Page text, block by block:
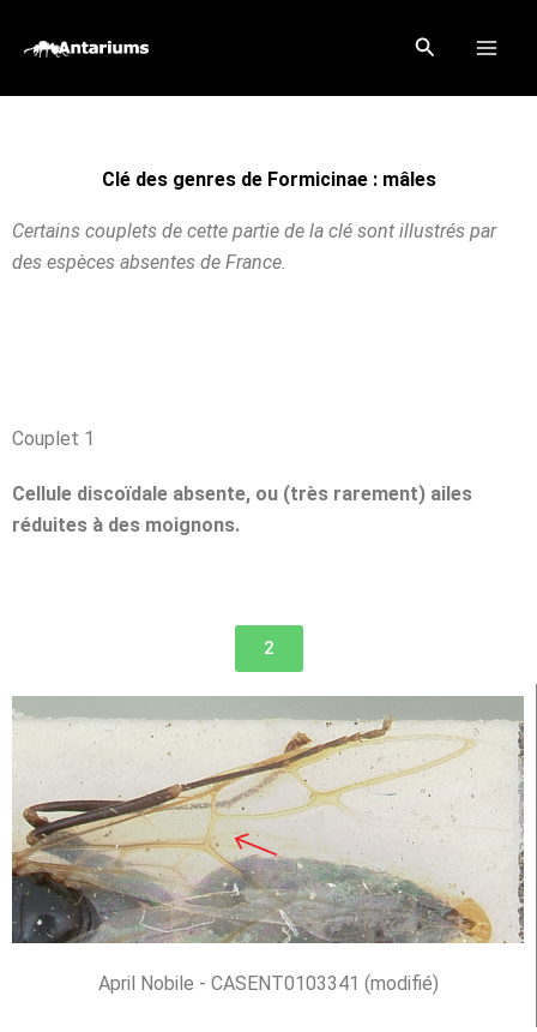
Rechercher
Clé des genres de Formicinae : mâles
Certains couplets de cette partie de la clé sont illustrés par
des espèces absentes de France.
Couplet 1
Cellule discoïdale absente, ou (très rarement) ailes
réduites à des moignons.
2
April Nobile - CASENT0103341 (modifié)